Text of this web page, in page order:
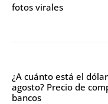
fotos virales
¿A cuánto está el
agosto? Precio de
bancos